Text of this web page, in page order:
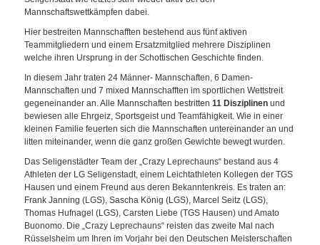
Mannschaftswettkämpfen dabei.
Hier bestreiten Mannschafften bestehend aus fünf aktiven
Teammitgliedern und einem Ersatzmitglied mehrere Disziplinen
welche ihren Ursprung in der Schottischen Geschichte finden.
In diesem Jahr traten 24 Männer- Mannschaften, 6 Damen-
Mannschaften und 7 mixed Mannschafften im sportlichen Wettstreit
gegeneinander an. Alle Mannschaften bestritten 11 Disziplinen und
bewiesen alle Ehrgeiz, Sportsgeist und Teamfähigkeit. Wie in einer
kleinen Familie feuerten sich die Mannschaften untereinander an und
litten miteinander, wenn die ganz großen Gewichte bewegt wurden.
Das Seligenstädter Team der „Crazy Leprechauns“ bestand aus 4
Athleten der LG Seligenstadt, einem Leichtathleten Kollegen der TGS
Hausen und einem Freund aus deren Bekanntenkreis. Es traten an:
Frank Janning (LGS), Sascha König (LGS), Marcel Seitz (LGS),
Thomas Hufnagel (LGS), Carsten Liebe (TGS Hausen) und Amato
Buonomo. Die „Crazy Leprechauns“ reisten das zweite Mal nach
Rüsselsheim um Ihren im Vorjahr bei den Deutschen Meisterschaften